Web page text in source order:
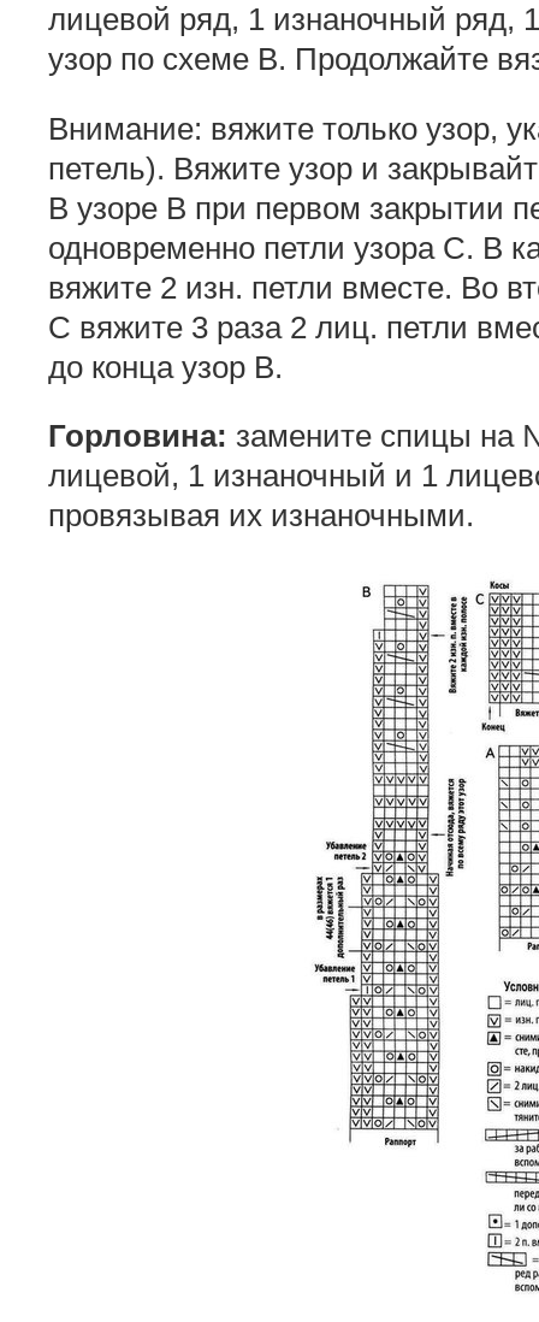
лицевой ряд, 1 изнаночный ряд,
узор по схеме В. Продолжайте
Внимание: вяжите только узор,
петель). Вяжите узор и
В узоре В при первом закрытии
одновременно петли узора С. В
вяжите 2 изн. петли вместе. Во
С вяжите 3 раза 2 лиц. петли
до конца узор В.
Горловина: замените спицы на
лицевой, 1 изнаночный и 1
провязывая их изнаночными.